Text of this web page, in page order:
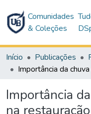
Comunidades
& Coleções
Início Publicações
Importância
na